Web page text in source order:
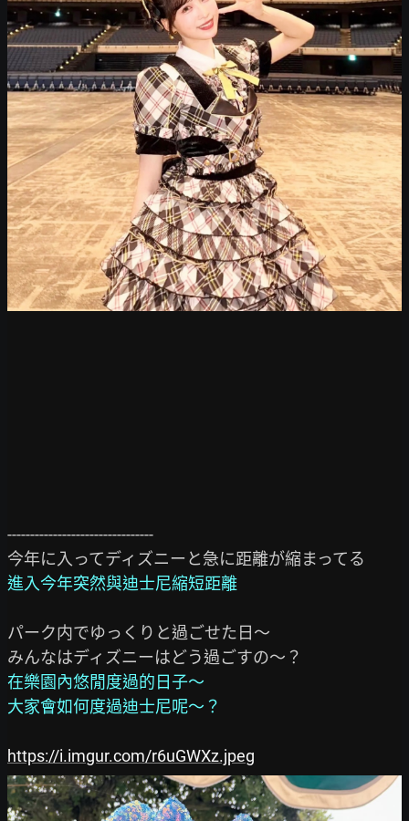
--------------------------------
進入今年突然與迪士尼縮短距離
パーク内でゆっくりと過ごせた日～
在樂園內悠閒度過的日子～
大家會如何度過迪士尼呢～？
https://i.imgur.com/r6uGWXz.jpeg